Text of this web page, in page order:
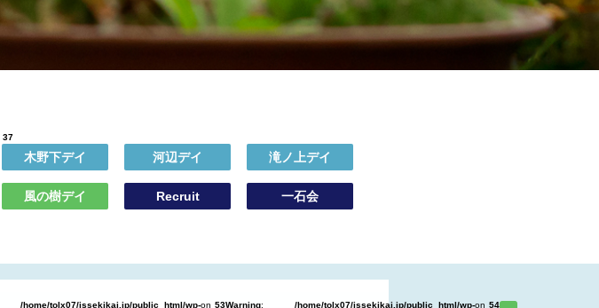
37
木野下デイ 河辺デイ 滝ノ上デイ
風の樹デイ Recruit 一石会
/home/tolx07/issekikai.jp/public_html/wp-on 53Warning:
/home/tolx07/issekikai.jp/public_html/wp-on 54